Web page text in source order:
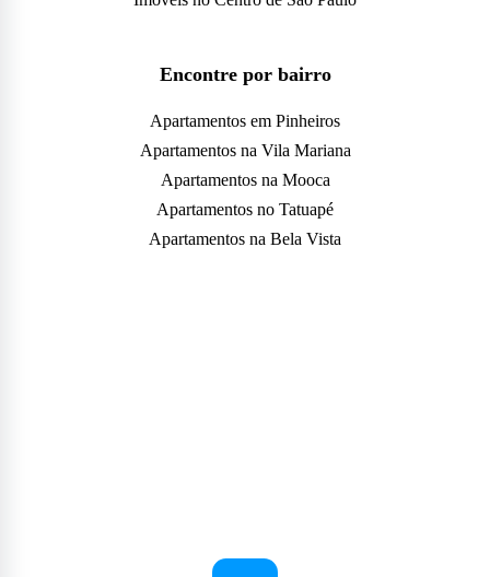
Encontre por bairro
Apartamentos em Pinheiros
Apartamentos na Vila Mariana
Apartamentos na Mooca
Apartamentos no Tatuapé
Apartamentos na Bela Vista